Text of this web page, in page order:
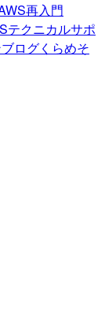
再入門
テクニカルサポ
ログくらめそ